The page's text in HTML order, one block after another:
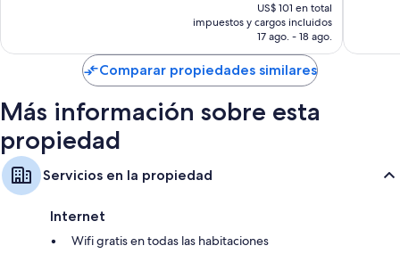
actual
es
de
US$ 89
US$ 101 en total
impuestos y cargos incluidos
17 ago. - 18 ago.
Comparar propiedades similares
Más información sobre esta
propiedad
Servicios en la propiedad
Internet
Wifi gratis en todas las habitaciones